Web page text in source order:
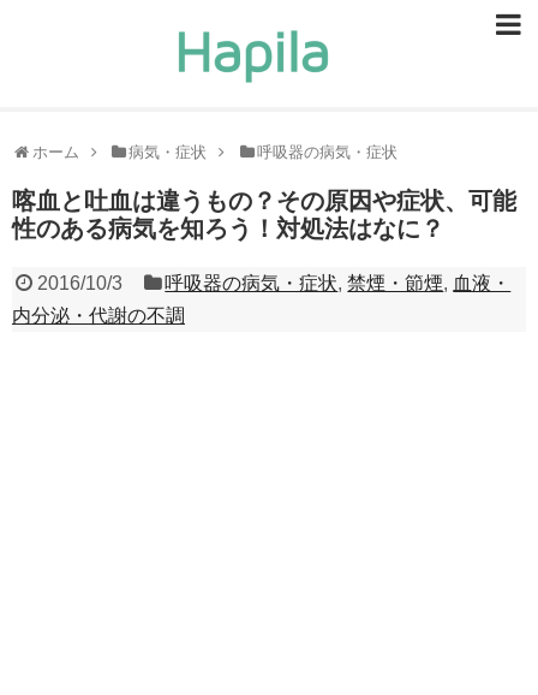
ホーム 病気・症状 呼吸器の病気・症状
喀血と吐血は違うもの？その原因や症状、可能
性のある病気を知ろう！対処法はなに？
2016/10/3 呼吸器の病気・症状,禁煙・節煙, 血液・
内分泌・代謝の不調
ヘアケア
ヘルスケア
食事・食べ物